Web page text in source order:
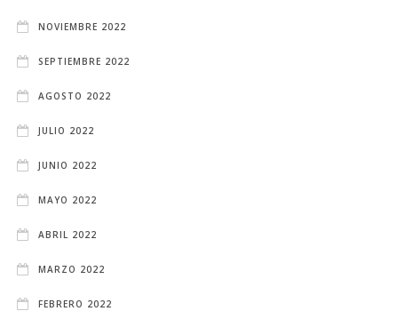
NOVIEMBRE 2022
SEPTIEMBRE 2022
AGOSTO 2022
JULIO 2022
JUNIO 2022
MAYO 2022
ABRIL 2022
MARZO 2022
FEBRERO 2022